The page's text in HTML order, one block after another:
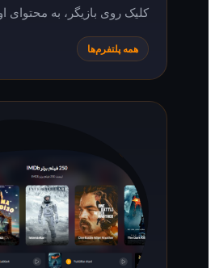
کلیک روی بازیگر، به محتوای او می‌رسید.
همه پلتفرم‌ها